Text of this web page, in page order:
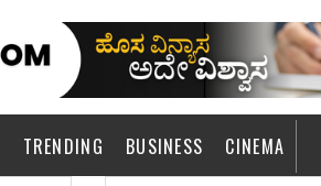
TRENDING BUSINESS CINEMA